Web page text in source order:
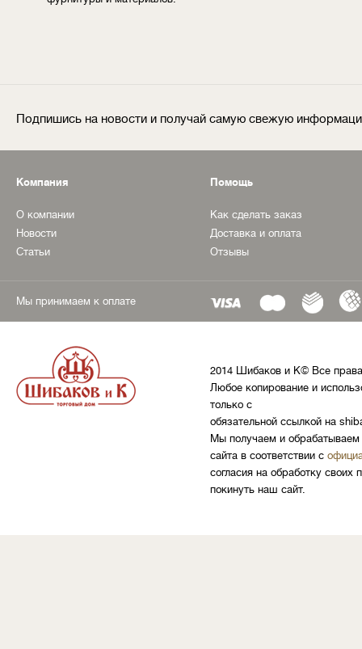
Подпишись на новости и получай самую свежую
Компания
О компании
Новости
Статьи
Помощь
Как сделать заказ
Доставка и оплата
Отзывы
Мы принимаем к оплате
2014 Шибаков и К© Все
Любое копирование и
только с
обязательной ссылкой на
Мы получаем и обрабатываем
сайта в соответствии с
согласия на обработку
покинуть наш сайт.